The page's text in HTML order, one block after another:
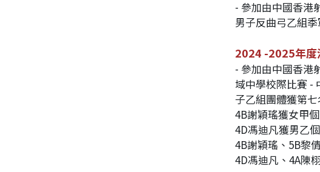
- 參加由中國香港
男子反曲弓乙組
2024 -2025年度
- 參加由中國香港
域中學校際比賽 -
子乙組團體獲第
4B謝穎瑤獲女甲
4D馮迪凡獲男乙
4B謝穎瑤、5B黎
4D馮迪凡、4A陳